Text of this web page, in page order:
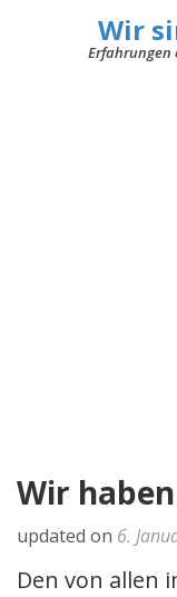
Wir
Erfahrungen
Wir
updated on 6.
Den von allen